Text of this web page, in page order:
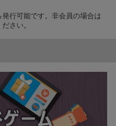
行可能です。非会員の場合は
さい。